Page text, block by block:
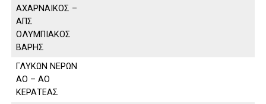
ΑΧΑΡΝΑΙΚΟΣ –
ΑΠΣ
ΟΛΥΜΠΙΑΚΟΣ
ΒΑΡΗΣ
ΓΛΥΚΩΝ ΝΕΡΩΝ
ΑΟ – ΑΟ
ΚΕΡΑΤΕΑΣ